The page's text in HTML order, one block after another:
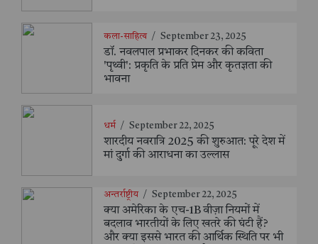
कला-साहित्य / September 23, 2025
डॉ. नवलपाल प्रभाकर दिनकर की कविता
'पृथ्वी': प्रकृति के प्रति प्रेम और कृतज्ञता की
भावना
धर्म / September 22, 2025
शारदीय नवरात्रि 2025 की शुरुआत: पूरे देश में
मां दुर्गा की आराधना का उल्लास
अन्तर्राष्ट्रीय / September 22, 2025
क्या अमेरिका के एच-1B वीज़ा नियमों में
बदलाव भारतीयों के लिए खतरे की घंटी हैं?
और क्या इससे भारत की आर्थिक स्थिति पर भी